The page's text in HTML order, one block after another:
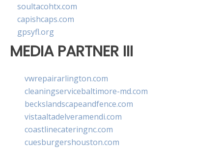
soultacohtx.com
capishcaps.com
gpsyfl.org
MEDIA PARTNER III
vwrepairarlington.com
cleaningservicebaltimore-md.com
beckslandscapeandfence.com
vistaaltadelveramendi.com
coastlinecateringnc.com
cuesburgershouston.com